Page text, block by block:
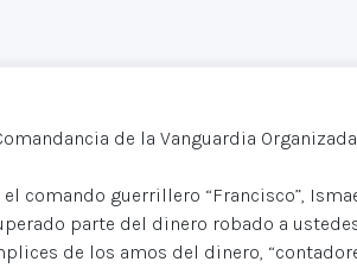
de la Vanguardia
el comando guerrillero “Francisco”,
parte del dinero robado a
de los amos del dinero,